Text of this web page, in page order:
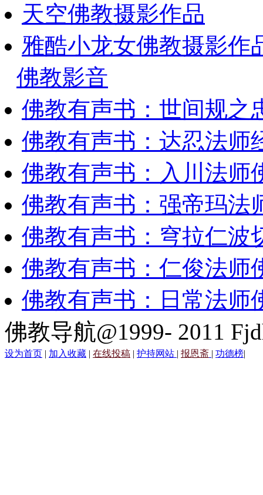
天空佛教摄影作品
雅酷小龙女佛教摄影作
佛教影音
佛教有声书：世间规
佛教有声书：达忍法师
佛教有声书：入川法师
佛教有声书：强帝玛法
佛教有声书：穹拉仁波
佛教有声书：仁俊法师
佛教有声书：日常法师
佛教导航@1999- 2011
设为首页 | 加入收藏 | 在线投稿 | 护持网站 | 报恩斋 | 功德榜|